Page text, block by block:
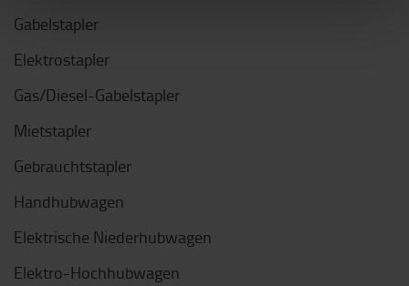
Gabelstapler
Elektrostapler
Gas/Diesel-Gabelstapler
Mietstapler
Gebrauchtstapler
Handhubwagen
Elektrische Niederhubwagen
Elektro-Hochhubwagen